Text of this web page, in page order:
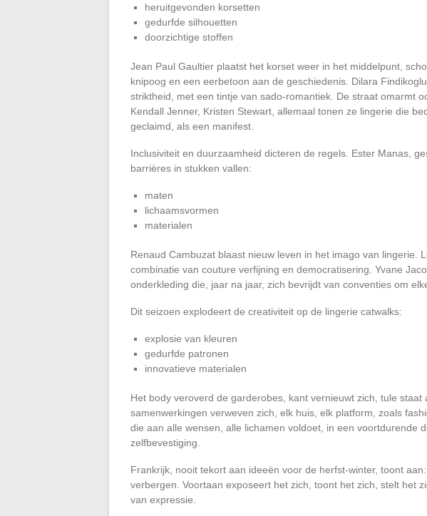
heruitgevonden korsetten
gedurfde silhouetten
doorzichtige stoffen
Jean Paul Gaultier plaatst het korset weer in het middelpunt,
knipoog en een eerbetoon aan de geschiedenis. Dilara
striktheid, met een tintje van sado-romantiek. De straat omarmt
Kendall Jenner, Kristen Stewart, allemaal tonen ze lingerie die
geclaimd, als een manifest.
Inclusiviteit en duurzaamheid dicteren de regels. Ester Manas,
barrières in stukken vallen:
maten
lichaamsvormen
materialen
Renaud Cambuzat blaast nieuw leven in het imago van lingerie.
combinatie van couture verfijning en democratisering. Yvane
onderkleding die, jaar na jaar, zich bevrijdt van conventies om
Dit seizoen explodeert de creativiteit op de lingerie catwalks:
explosie van kleuren
gedurfde patronen
innovatieve materialen
Het body veroverd de garderobes, kant vernieuwt zich, tule staat
samenwerkingen verweven zich, elk huis, elk platform, zoals
die aan alle wensen, alle lichamen voldoet, in een voortdurende
zelfbevestiging.
Frankrijk, nooit tekort aan ideeën voor de herfst-winter, toont
verbergen. Voortaan exposeert het zich, toont het zich, stelt het
van expressie.